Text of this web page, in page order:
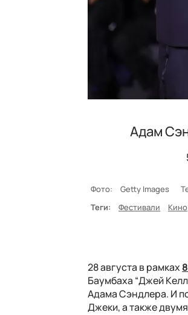
Адам
Фото: Getty Images
Теги:
Фестивали Кино
28 августа в рамках
Баумбаха “Джей
Адама Сэндлера. И
Джеки, а также